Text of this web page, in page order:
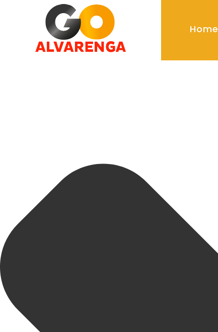
Gerenciar Consentimento de Cookies
Home